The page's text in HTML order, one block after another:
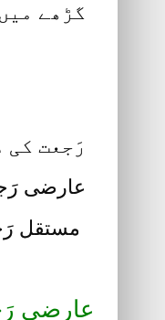
گڑھے
رَجعت کی
عارضی
مستقل
عارضی